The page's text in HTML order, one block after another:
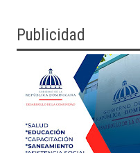
Publicidad